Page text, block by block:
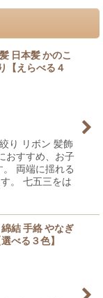
日本髪 かのこ
【えらべる４
り リボン 髪飾
おすすめ、お子
両端に揺れる
。 七五三をは
結 手絡 やなぎ
べる３色】